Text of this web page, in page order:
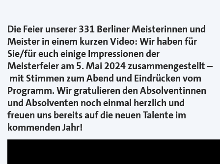
Die Feier unserer 331 Berliner Meisterinnen und
Meister in einem kurzen Video: Wir haben für
Sie/für euch einige Impressionen der
Meisterfeier am 5. Mai 2024 zusammengestellt –
mit Stimmen zum Abend und Eindrücken vom
Programm. Wir gratulieren den Absolventinnen
und Absolventen noch einmal herzlich und
freuen uns bereits auf die neuen Talente im
kommenden Jahr!